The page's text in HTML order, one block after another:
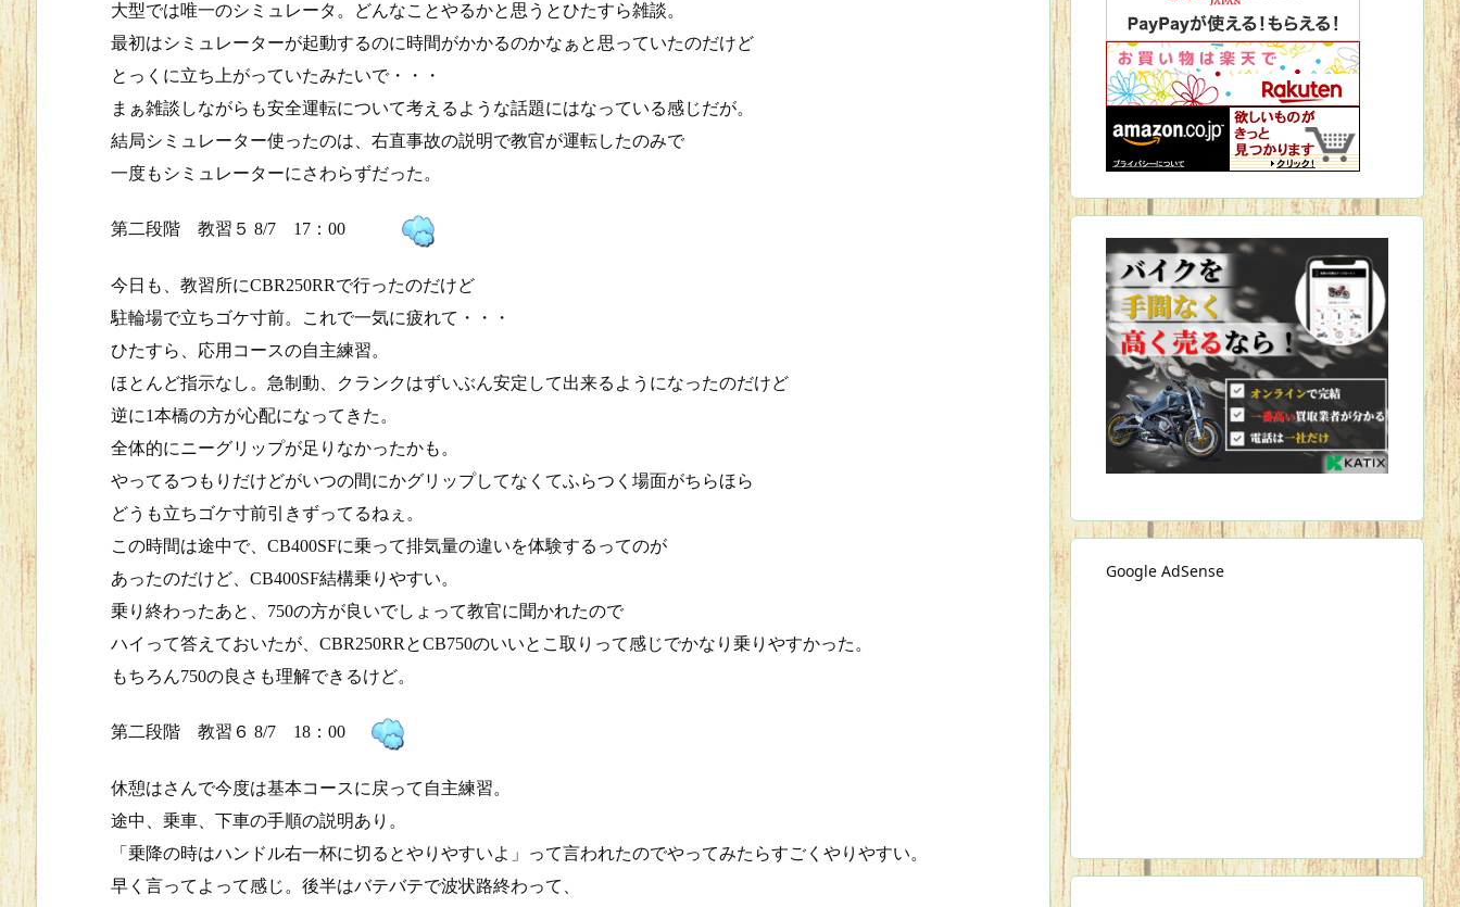
大型では唯一のシミュレータ。どんなことやるかと思うとひたすら雑談。
最初はシミュレーターが起動するのに時間がかかるのかなぁと思っていたのだけど
とっくに立ち上がっていたみたいで・・・
まぁ雑談しながらも安全運転について考えるような話題にはなっている感じだが。
結局シミュレーター使ったのは、右直事故の説明で教官が運転したのみで
一度もシミュレーターにさわらずだった。
第二段階 教習５ 8/7 17：00
今日も、教習所にCBR250RRで行ったのだけど
駐輪場で立ちゴケ寸前。これで一気に疲れて・・・
ひたすら、応用コースの自主練習。
ほとんど指示なし。急制動、クランクはずいぶん安定して出来るようになったのだけど
逆に1本橋の方が心配になってきた。
全体的にニーグリップが足りなかったかも。
やってるつもりだけどがいつの間にかグリップしてなくてふらつく場面がちらほら
どうも立ちゴケ寸前引きずってるねぇ。
この時間は途中で、CB400SFに乗って排気量の違いを体験するってのが
あったのだけど、CB400SF結構乗りやすい。
乗り終わったあと、750の方が良いでしょって教官に聞かれたので
ハイって答えておいたが、CBR250RRとCB750のいいとこ取りって感じでかなり乗りやすかった。
もちろん750の良さも理解できるけど。
第二段階 教習６ 8/7 18：00
休憩はさんで今度は基本コースに戻って自主練習。
途中、乗車、下車の手順の説明あり。
「乗降の時はハンドル右一杯に切るとやりやすいよ」って言われたのでやってみたらすごくやりやすい。
早く言ってよって感じ。後半はバテバテで波状路終わって、
Google AdSense